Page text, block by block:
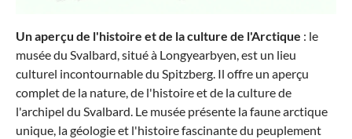
Un aperçu de l'histoire et de la culture de l'Arctique : le
musée du Svalbard, situé à Longyearbyen, est un lieu
culturel incontournable du Spitzberg. Il offre un aperçu
complet de la nature, de l'histoire et de la culture de
l'archipel du Svalbard. Le musée présente la faune arctique
unique, la géologie et l'histoire fascinante du peuplement